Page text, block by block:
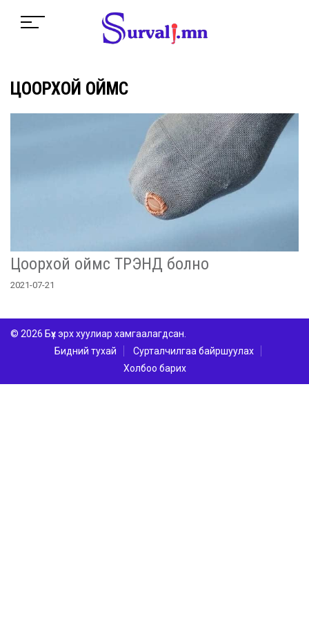
ЦООРХОЙ ОЙМС
Цоорхой оймс ТРЭНД болно
2021-07-21
© 2026 Бүх эрх хуулиар хамгаалагдсан.
Бидний тухай
Сурталчилгаа байршуулах
Холбоо барих